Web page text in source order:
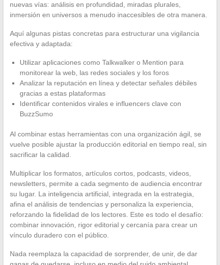
nuevas vías: análisis en profundidad, miradas plurales,
inmersión en universos a menudo inaccesibles de otra manera.
Aquí algunas pistas concretas para estructurar una vigilancia
efectiva y adaptada:
Utilizar aplicaciones como Talkwalker o Mention para
monitorear la web, las redes sociales y los foros
Analizar la reputación en línea y detectar señales débiles
gracias a estas plataformas
Identificar contenidos virales e influencers clave con
BuzzSumo
Al combinar estas herramientas con una organización ágil, se
vuelve posible ajustar la producción editorial en tiempo real, sin
sacrificar la calidad.
Multiplicar los formatos, artículos cortos, podcasts, videos,
newsletters, permite a cada segmento de audiencia encontrar
su lugar. La inteligencia artificial, integrada en la estrategia,
afina el análisis de tendencias y personaliza la experiencia,
reforzando la fidelidad de los lectores. Este es todo el desafío:
combinar innovación, rigor editorial y cercanía para crear un
vínculo duradero con el público.
Nada reemplaza la capacidad de sorprender, de unir, de dar